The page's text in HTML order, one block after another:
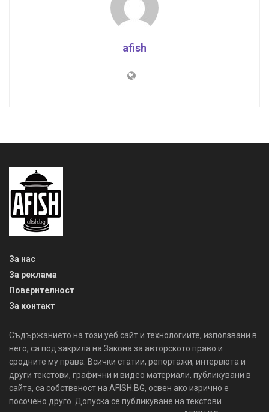
afish
За нас
За реклама
Поверителност
За контакт
Съдържанието на този уеб сайт и технологиите, използвани в
него, са под закрила на Закона за авторското право и
сродните му права. Всички статии, репортажи, интервюта и
други текстови, графични и видео материали, публикувани в
сайта, са собственост на AFISH.BG, освен ако изрично е
посочено друго. Допуска се публикуване на текстови